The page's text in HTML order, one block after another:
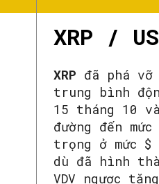
XRP /
XRP đã phá vỡ
trung bình
15 tháng 10
đường đến
trọng ở mức $
dù đã hình
VDV ngược